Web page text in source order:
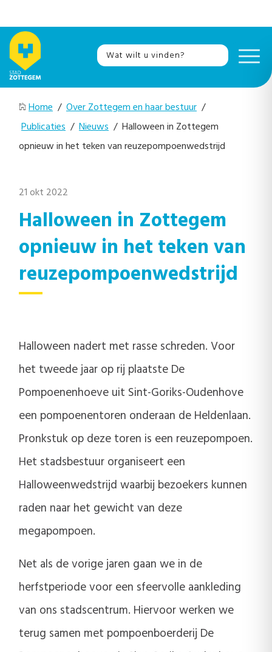
Home / Over Zottegem en haar bestuur /
Publicaties / Nieuws / Halloween in Zottegem
opnieuw in het teken van reuzepompoenwedstrijd
21 okt 2022
Halloween in Zottegem
opnieuw in het teken van
reuzepompoenwedstrijd
Halloween nadert met rasse schreden. Voor
het tweede jaar op rij plaatste De
Pompoenenhoeve uit Sint-Goriks-Oudenhove
een pompoenentoren onderaan de Heldenlaan.
Pronkstuk op deze toren is een reuzepompoen.
Het stadsbestuur organiseert een
Halloweenwedstrijd waarbij bezoekers kunnen
raden naar het gewicht van deze
megapompoen.
Net als de vorige jaren gaan we in de
herfstperiode voor een sfeervolle aankleding
van ons stadscentrum. Hiervoor werken we
terug samen met pompoenboerderij De